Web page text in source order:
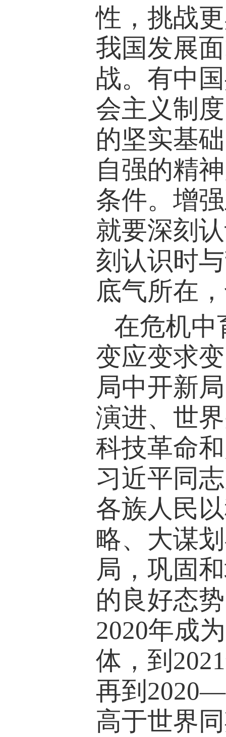
性，挑战
我国发展
战。有中
会主义制
的坚实基
自强的精
条件。增
就要深刻
刻认识时
底气所在
在危机中
变应变求
局中开新
演进、世
科技革命
习近平同
各族人民
略、大谋
局，巩固
的良好态
2020年成
体，到
再到
高于世界